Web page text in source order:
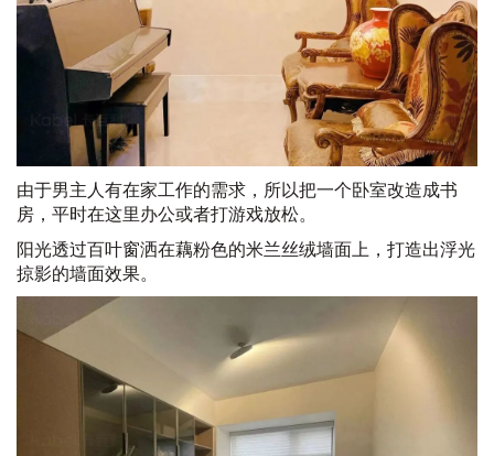
由于男主人有在家工作的需求，所以把一个卧室改造成书
房，平时在这里办公或者打游戏放松。
阳光透过百叶窗洒在藕粉色的米兰丝绒墙面上，打造出浮光
掠影的墙面效果。